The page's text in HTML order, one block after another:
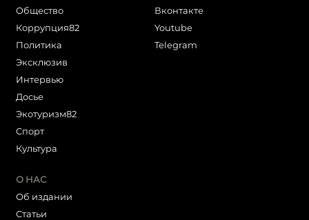
Общество
Коррупция82
Политика
Эксклюзив
Интервью
Досье
Экотуризм82
Cпорт
Культура
Вконтакте
Youtube
Telegram
О НАС
Об издании
Статьи